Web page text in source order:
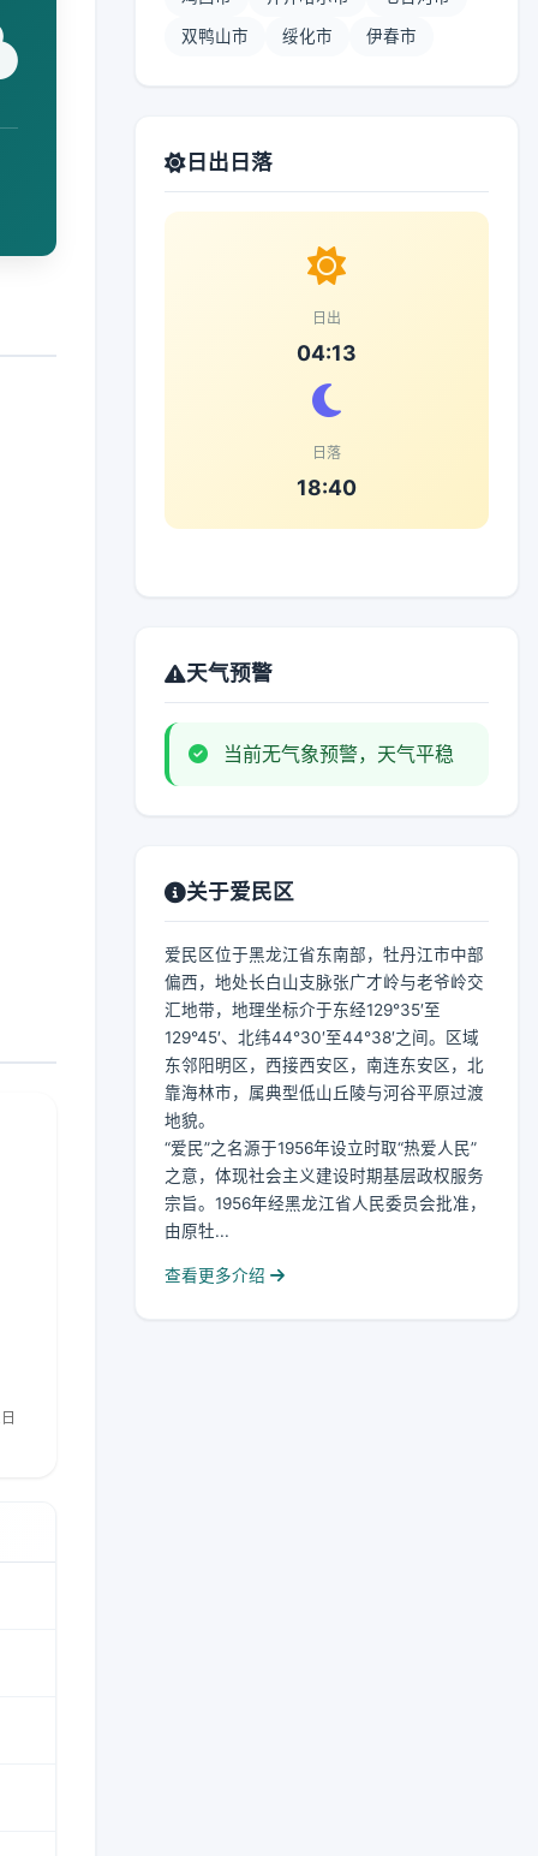
双鸭山市 绥化市 伊春市
日出日落
日出
04:13
日落
18:40
天气预警
当前无气象预警，天气平稳
关于爱民区
爱民区位于黑龙江省东南部，牡丹江市中部
偏西，地处长白山支脉张广才岭与老爷岭交
汇地带，地理坐标介于东经129°35′至
129°45′、北纬44°30′至44°38′之间。区域
东邻阳明区，西接西安区，南连东安区，北
靠海林市，属典型低山丘陵与河谷平原过渡
地貌。
“爱民”之名源于1956年设立时取“热爱人民”
之意，体现社会主义建设时期基层政权服务
宗旨。1956年经黑龙江省人民委员会批准，
由原牡...
查看更多介绍